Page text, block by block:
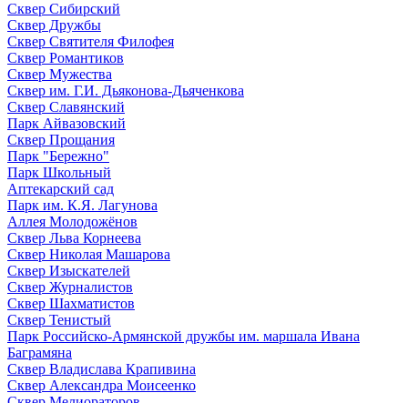
Сквер Сибирский
Сквер Дружбы
Сквер Святителя Филофея
Сквер Романтиков
Сквер Мужества
Сквер им. Г.И. Дьяконова-Дьяченкова
Сквер Славянский
Парк Айвазовский
Сквер Прощания
Парк "Бережно"
Парк Школьный
Аптекарский сад
Парк им. К.Я. Лагунова
Аллея Молодожёнов
Сквер Льва Корнеева
Сквер Николая Машарова
Сквер Изыскателей
Сквер Журналистов
Сквер Шахматистов
Сквер Тенистый
Парк Российско-Армянской дружбы им. маршала Ивана
Баграмяна
Сквер Владислава Крапивина
Сквер Александра Моисеенко